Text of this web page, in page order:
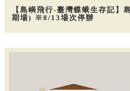
【島嶼飛行-臺灣蝶蛾生存記】
期場) ※8/13場次停辦